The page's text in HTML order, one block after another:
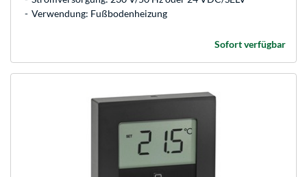
Verwendung: Fußbodenheizung
Sofort verfügbar